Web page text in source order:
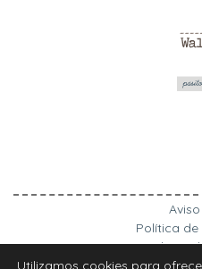
Política
Política
Utilizamos cookies para